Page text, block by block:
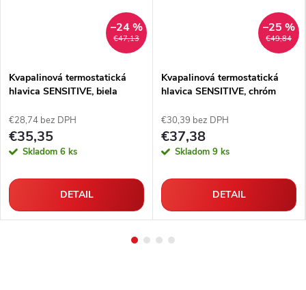
€47,13
–24 %
Kvapalinová termostatická
hlavica SENSITIVE, biela
€28,74 bez DPH
€35,35
Skladom 6 ks
DETAIL
€49,84
–25 %
Kvapalinová termostatická
hlavica SENSITIVE, chróm
€30,39 bez DPH
€37,38
Skladom 9 ks
DETAIL